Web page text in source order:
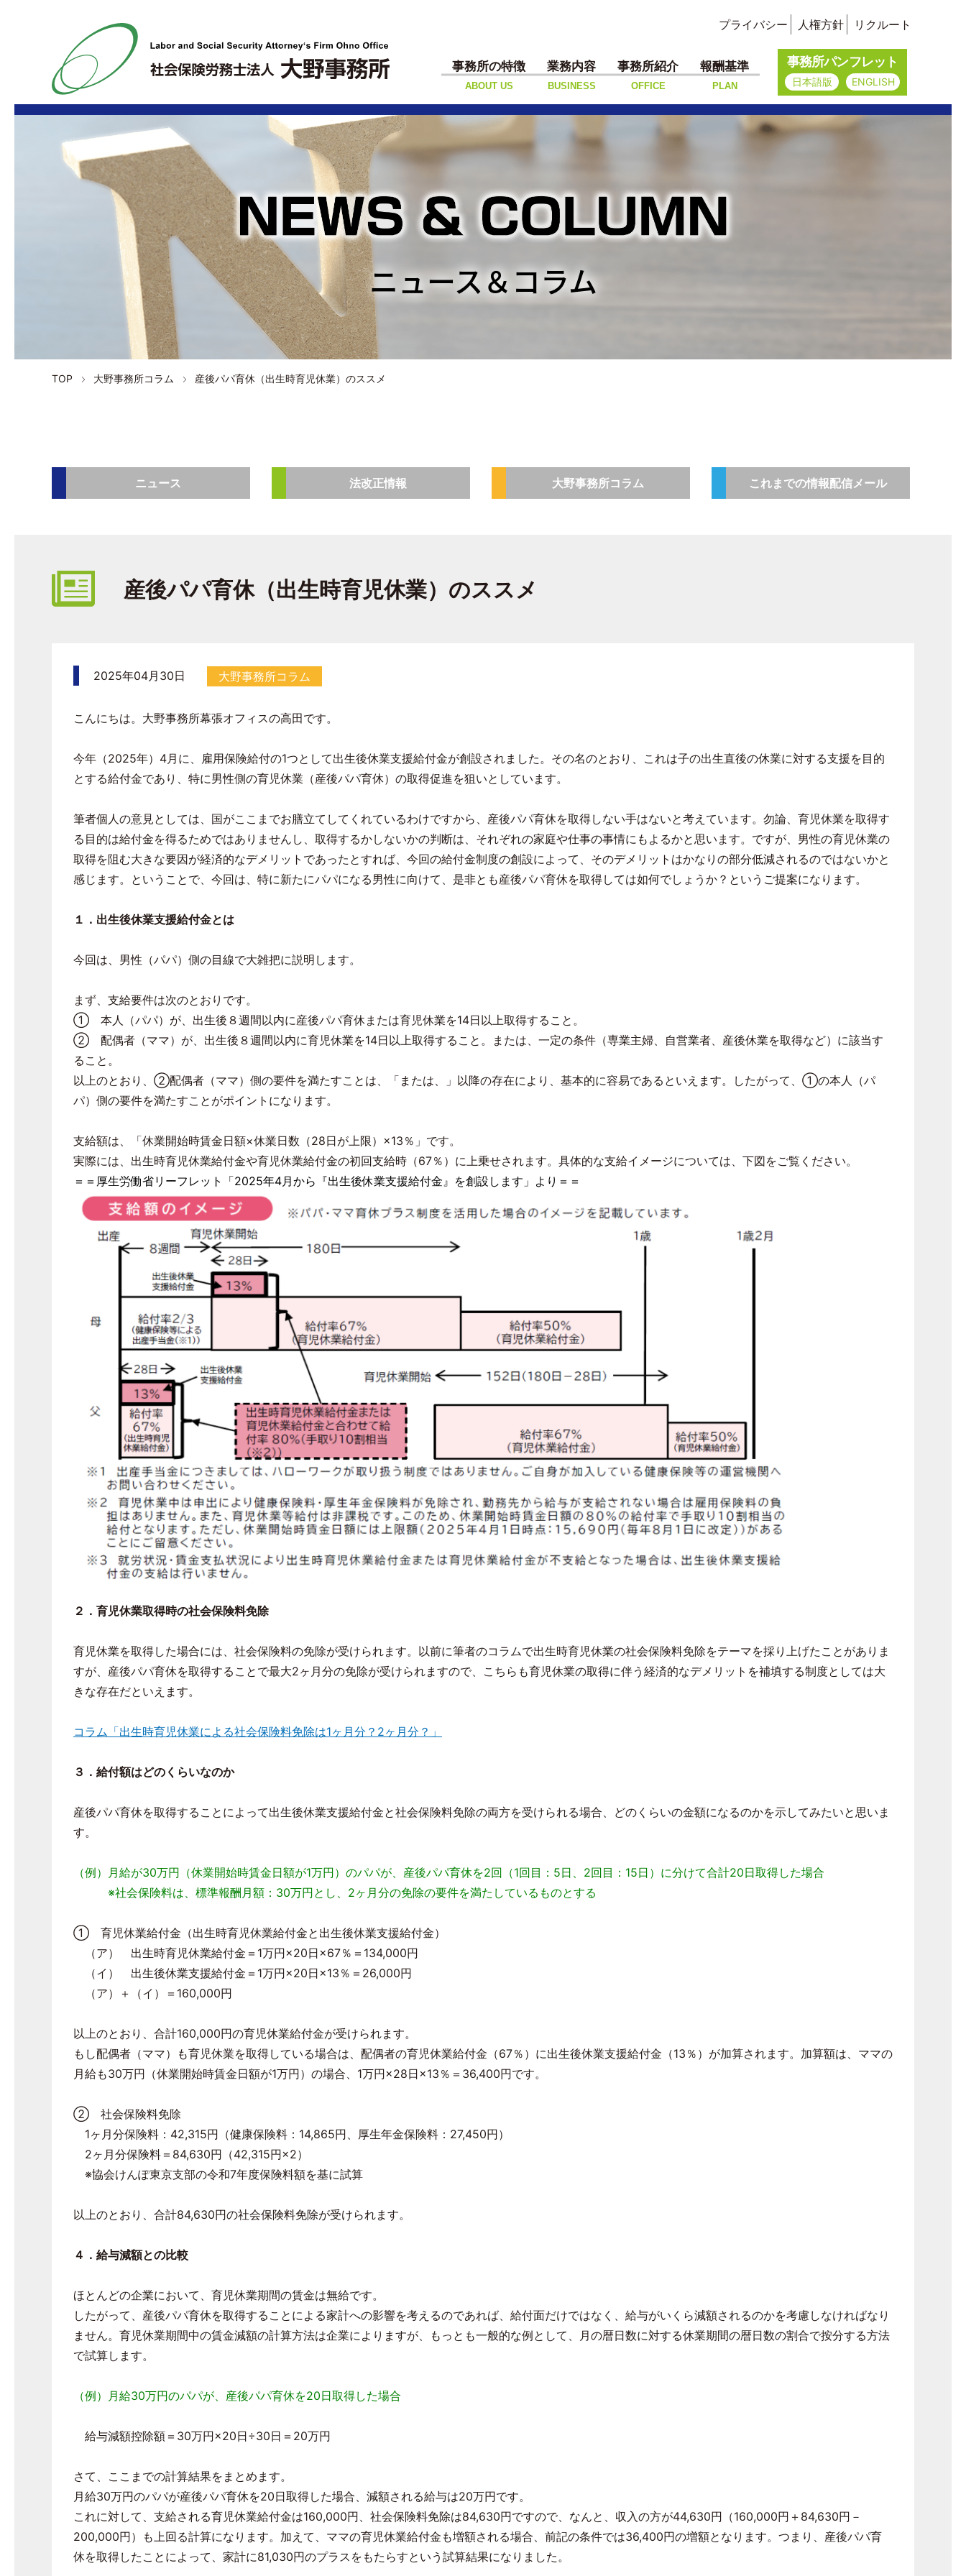
プライバシー 人権方針 リクルート
事務所の特徴
ABOUT US
業務内容
BUSINESS
事務所紹介
OFFICE
報酬基準
PLAN
事務所パンフレット
日本語版 ENGLISH
ニュース＆コラム
TOP 大野事務所コラム 産後パパ育休（出生時育児休業）のススメ
ニュース 法改正情報 大野事務所コラム これまでの情報配信メール
産後パパ育休（出生時育児休業）のススメ
2025年04月30日 大野事務所コラム
こんにちは。大野事務所幕張オフィスの高田です。
今年（2025年）4月に、雇用保険給付の1つとして出生後休業支援給付金が創設されました。その名のとおり、これは子の出生直後の休業に対する支援を目的
とする給付金であり、特に男性側の育児休業（産後パパ育休）の取得促進を狙いとしています。
筆者個人の意見としては、国がここまでお膳立てしてくれているわけですから、産後パパ育休を取得しない手はないと考えています。勿論、育児休業を取得す
る目的は給付金を得るためではありませんし、取得するかしないかの判断は、それぞれの家庭や仕事の事情にもよるかと思います。ですが、男性の育児休業の
取得を阻む大きな要因が経済的なデメリットであったとすれば、今回の給付金制度の創設によって、そのデメリットはかなりの部分低減されるのではないかと
感じます。ということで、今回は、特に新たにパパになる男性に向けて、是非とも産後パパ育休を取得しては如何でしょうか？というご提案になります。
１．出生後休業支援給付金とは
今回は、男性（パパ）側の目線で大雑把に説明します。
まず、支給要件は次のとおりです。
① 本人（パパ）が、出生後８週間以内に産後パパ育休または育児休業を14日以上取得すること。
② 配偶者（ママ）が、出生後８週間以内に育児休業を14日以上取得すること。または、一定の条件（専業主婦、自営業者、産後休業を取得など）に該当す
ること。
以上のとおり、②配偶者（ママ）側の要件を満たすことは、「または、」以降の存在により、基本的に容易であるといえます。したがって、①の本人（パ
パ）側の要件を満たすことがポイントになります。
支給額は、「休業開始時賃金日額×休業日数（28日が上限）×13％」です。
実際には、出生時育児休業給付金や育児休業給付金の初回支給時（67％）に上乗せされます。具体的な支給イメージについては、下図をご覧ください。
＝＝厚生労働省リーフレット「2025年4月から『出生後休業支援給付金』を創設します」より＝＝
２．育児休業取得時の社会保険料免除
育児休業を取得した場合には、社会保険料の免除が受けられます。以前に筆者のコラムで出生時育児休業の社会保険料免除をテーマを採り上げたことがありま
すが、産後パパ育休を取得することで最大2ヶ月分の免除が受けられますので、こちらも育児休業の取得に伴う経済的なデメリットを補填する制度としては大
きな存在だといえます。
コラム「出生時育児休業による社会保険料免除は1ヶ月分？2ヶ月分？」
３．給付額はどのくらいなのか
産後パパ育休を取得することによって出生後休業支援給付金と社会保険料免除の両方を受けられる場合、どのくらいの金額になるのかを示してみたいと思いま
す。
（例）月給が30万円（休業開始時賃金日額が1万円）のパパが、産後パパ育休を2回（1回目：5日、2回目：15日）に分けて合計20日取得した場合
※社会保険料は、標準報酬月額：30万円とし、2ヶ月分の免除の要件を満たしているものとする
① 育児休業給付金（出生時育児休業給付金と出生後休業支援給付金）
（ア） 出生時育児休業給付金＝1万円×20日×67％＝134,000円
（イ） 出生後休業支援給付金＝1万円×20日×13％＝26,000円
（ア）＋（イ）＝160,000円
以上のとおり、合計160,000円の育児休業給付金が受けられます。
もし配偶者（ママ）も育児休業を取得している場合は、配偶者の育児休業給付金（67％）に出生後休業支援給付金（13％）が加算されます。加算額は、ママの
月給も30万円（休業開始時賃金日額が1万円）の場合、1万円×28日×13％＝36,400円です。
② 社会保険料免除
1ヶ月分保険料：42,315円（健康保険料：14,865円、厚生年金保険料：27,450円）
2ヶ月分保険料＝84,630円（42,315円×2）
※協会けんぽ東京支部の令和7年度保険料額を基に試算
以上のとおり、合計84,630円の社会保険料免除が受けられます。
４．給与減額との比較
ほとんどの企業において、育児休業期間の賃金は無給です。
したがって、産後パパ育休を取得することによる家計への影響を考えるのであれば、給付面だけではなく、給与がいくら減額されるのかを考慮しなければなり
ません。育児休業期間中の賃金減額の計算方法は企業によりますが、もっとも一般的な例として、月の暦日数に対する休業期間の暦日数の割合で按分する方法
で試算します。
（例）月給30万円のパパが、産後パパ育休を20日取得した場合
給与減額控除額＝30万円×20日÷30日＝20万円
さて、ここまでの計算結果をまとめます。
月給30万円のパパが産後パパ育休を20日取得した場合、減額される給与は20万円です。
これに対して、支給される育児休業給付金は160,000円、社会保険料免除は84,630円ですので、なんと、収入の方が44,630円（160,000円＋84,630円－
200,000円）も上回る計算になります。加えて、ママの育児休業給付金も増額される場合、前記の条件では36,400円の増額となります。つまり、産後パパ育
休を取得したことによって、家計に81,030円のプラスをもたらすという試算結果になりました。